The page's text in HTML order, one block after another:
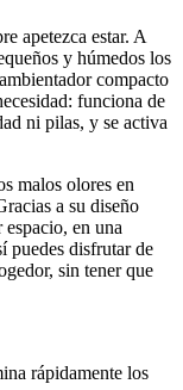
apetezca estar. A
y húmedos los
compacto
funciona de
ni pilas, y se activa
malos olores en
a su diseño
en una
puedes disfrutar de
sin tener que
rápidamente los